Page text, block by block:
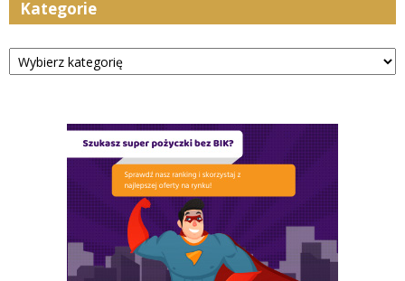
Kategorie
Kategorie